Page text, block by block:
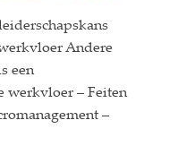
Andere
een
werkvloer – Feiten
–